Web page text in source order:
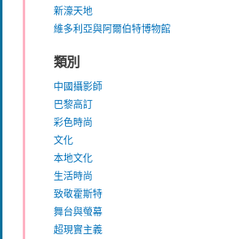
新濠天地
維多利亞與阿爾伯特博物館
類別
中國攝影師
巴黎高訂
彩色時尚
文化
本地文化
生活時尚
致敬霍斯特
舞台與螢幕
超現實主義